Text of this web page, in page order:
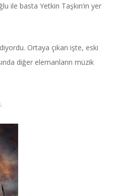
ile basta Yetkin Taşkın’ın yer
Ortaya çıkan işte, eski
diğer elemanların müzik